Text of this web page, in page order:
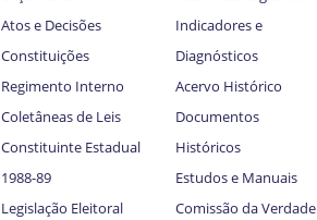
Atos e Decisões
Constituições
Regimento Interno
Coletâneas de Leis
Constituinte Estadual
1988-89
Legislação Eleitoral
Indicadores e
Diagnósticos
Acervo Histórico
Documentos
Históricos
Estudos e Manuais
Comissão da Verdade